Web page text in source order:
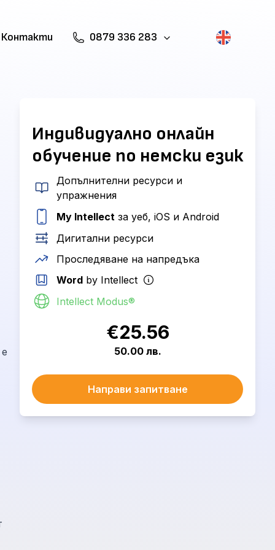
Контакти 0879 336 283
Индивидуално онлайн
обучение по немски език
Допълнителни ресурси и
упражнения
My Intellect за уеб, iOS и Android
Дигитални ресурси
Проследяване на напредъка
Word by Intellect
Intellect Modus®
€25.56
50.00 лв.
Направи запитване